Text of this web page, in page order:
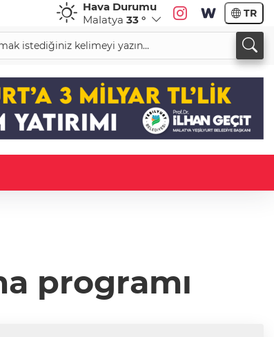
Hava Durumu
Malatya 33 ° TR
programı